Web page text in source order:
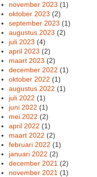
november 2023 (1)
oktober 2023 (2)
september 2023 (1)
augustus 2023 (2)
juli 2023 (4)
april 2023 (2)
maart 2023 (2)
december 2022 (1)
oktober 2022 (1)
augustus 2022 (1)
juli 2022 (1)
juni 2022 (1)
mei 2022 (2)
april 2022 (1)
maart 2022 (2)
februari 2022 (1)
januari 2022 (2)
december 2021 (2)
november 2021 (1)